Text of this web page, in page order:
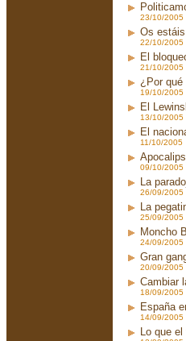
23/10/
Os
22/10/
El
21/10/
¿Por qué
19/10/
El
13/10/
El
11/10/
09/10/
La
26/09/
La
25/09/
Moncho
24/09/
Gran
20/09/
Cambiar
18/09/
España
14/09/
Lo que